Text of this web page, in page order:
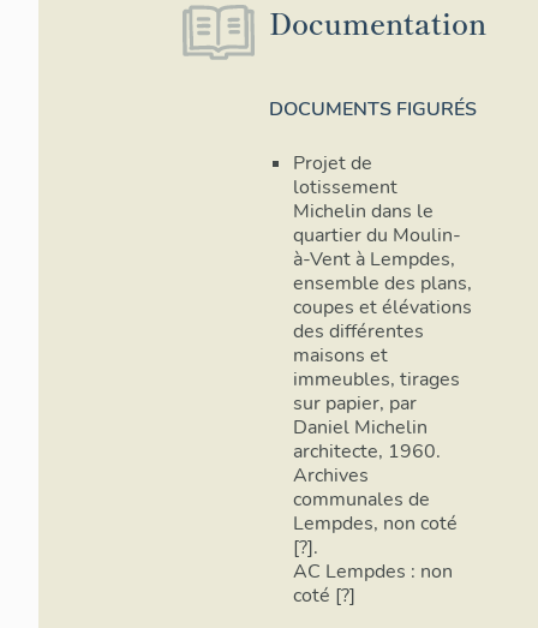
Documentation
DOCUMENTS FIGURÉS
Projet de
lotissement
Michelin dans le
quartier du Moulin-
à-Vent à Lempdes,
ensemble des plans,
coupes et élévations
des différentes
maisons et
immeubles, tirages
sur papier, par
Daniel Michelin
architecte, 1960.
Archives
communales de
Lempdes, non coté
[?].
AC Lempdes : non
coté [?]